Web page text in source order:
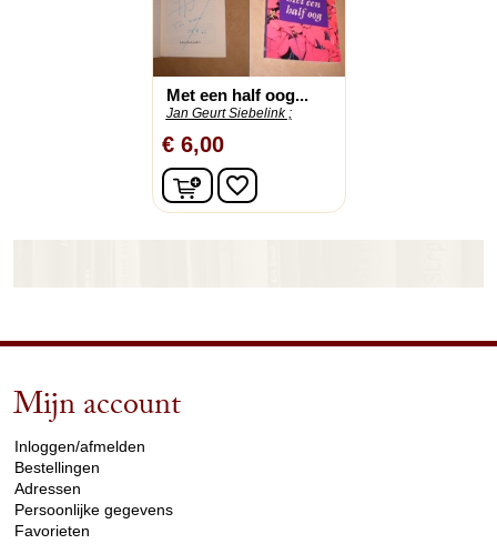
Met een half oog...
Jan Geurt Siebelink ;
€ 6,00
In winkelwagen
favorite_border
Mijn account
Inloggen/afmelden
Bestellingen
Adressen
Persoonlijke gegevens
Favorieten